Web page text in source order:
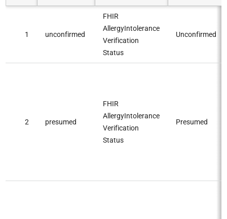
1 unconfirmed
FHIR
AllergyIntolerance
Verification
Status
Unconfirmed
2 presumed
FHIR
AllergyIntolerance
Verification
Status
Presumed